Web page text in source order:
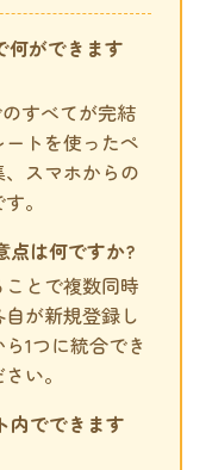
何ができます
すべてが完結
トを使ったペ
スマホからの
。
点は何ですか?
とで複数同時
が新規登録し
1つに統合でき
い。
内でできます